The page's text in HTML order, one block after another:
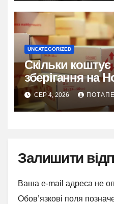
UNCATEGORIZED
Скільки коштує
зберігання на
СЕР 4, 2026
Залишити
Ваша e-mail адреса не
Обов’язкові поля